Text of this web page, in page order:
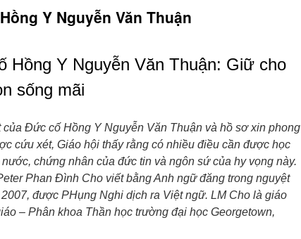
Y Nguyễn Văn Thuận
Y Nguyễn Văn Thuận: Giữ cho
sống mãi
của Đức cố Hồng Y Nguyễn Văn Thuận và hồ sơ xin phong
cứu xét, Giáo hội thấy rằng có nhiều điều cần được học
chứng nhân của đức tin và ngôn sứ của hy vọng này.
Phan Đình Cho viết bằng Anh ngữ đăng trong nguyệt
được PHụng Nghi dịch ra Việt ngữ. LM Cho là giáo
– Phân khoa Thần học trường đại học Georgetown,